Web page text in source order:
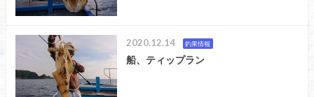
2020.12.14 釣果情報
船、ティップラン